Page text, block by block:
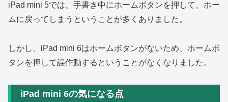
iPad mini 5では、手書き中にホームボタンを押して、ホー
ムに戻ってしまうということが多くありました。
しかし、iPad mini 6はホームボタンがないため、ホームボ
タンを押して誤作動するということがなくなりました。
iPad mini 6の気になる点